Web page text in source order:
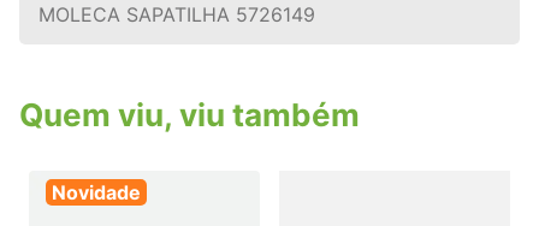
MOLECA SAPATILHA 5726149
Quem viu, viu também
Novidade